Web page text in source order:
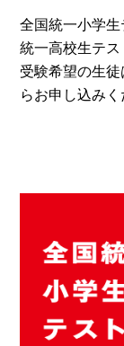
全国統一小学
統一高校生テス
受験希望の生
らお申し込みく